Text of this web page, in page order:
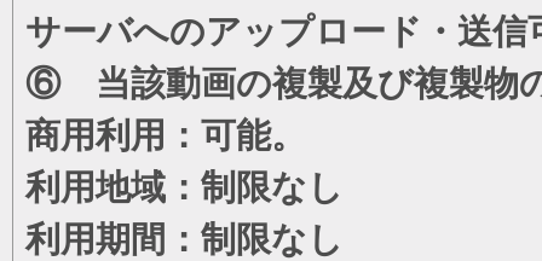
サーバへのアップロード・送信
⑥ 当該動画の複製及び複製物
商用利用：可能。
利用地域：制限なし
利用期間：制限なし